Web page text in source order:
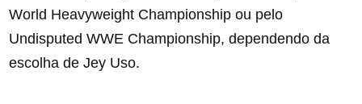
World Heavyweight Championship ou pelo
Undisputed WWE Championship, dependendo da
escolha de Jey Uso.